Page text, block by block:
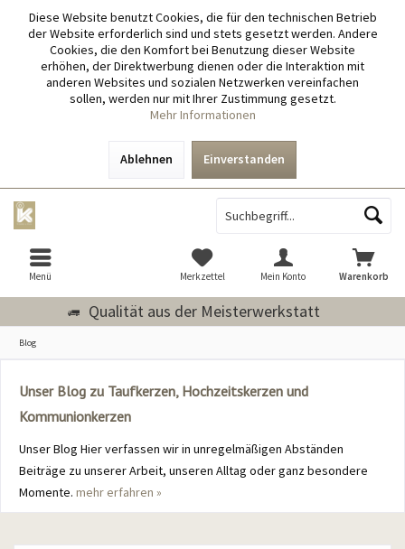
Diese Website benutzt Cookies, die für den technischen Betrieb
der Website erforderlich sind und stets gesetzt werden. Andere
Cookies, die den Komfort bei Benutzung dieser Website
erhöhen, der Direktwerbung dienen oder die Interaktion mit
anderen Websites und sozialen Netzwerken vereinfachen
sollen, werden nur mit Ihrer Zustimmung gesetzt.
Mehr Informationen
Ablehnen Einverstanden
Qualität aus der Meisterwerkstatt
Menü Warenkorb
Merkzettel Mein Konto
Blog
Unser Blog zu Taufkerzen, Hochzeitskerzen und
Kommunionkerzen
Unser Blog Hier verfassen wir in unregelmäßigen Abständen
Beiträge zu unserer Arbeit, unseren Alltag oder ganz besondere
Momente. mehr erfahren »